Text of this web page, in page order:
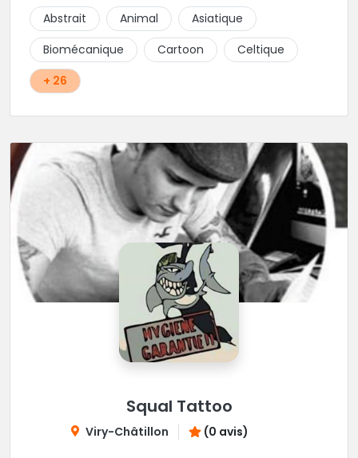
d'hygiène les plus strictes. Du new-school, du old
school, fantasy ou encore réaliste, Niko, Anthony,
Cody et les nombreux Guest seront adapter vos
idées en tatouages uniques et créatifs.
Abstrait Animal
Asiatique
Biomécanique
Cartoon
Celtique
+ 26
Squal Tattoo
Viry-Châtillon (0 avis)